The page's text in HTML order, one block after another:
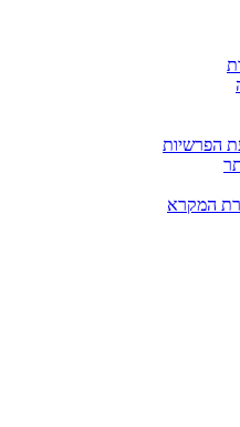
הפרשיות
המקרא